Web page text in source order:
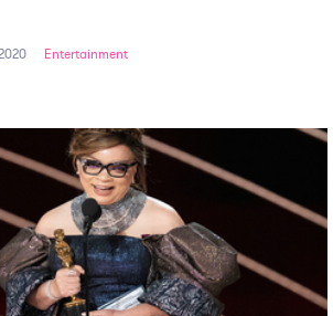
Entertainment